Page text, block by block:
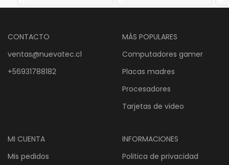
CONTACTO
ventas@nuevatec.cl
+56931788182
MÁS POPULARES
Computadores gamer
Placas madres
Procesadores
Tarjetas de video
MI CUENTA
Mis pedidos
INFORMACIONES
Politica de privacidad